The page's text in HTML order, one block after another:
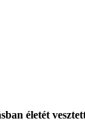
életét